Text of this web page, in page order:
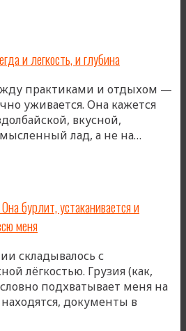
и легкость, и глубина
практиками и отдыхом —
уживается. Она кажется
вкусной,
лад, а не на…
бурлит, устаканивается и
меня
складывалось с
лёгкостью. Грузия (как,
подхватывает меня на
документы в